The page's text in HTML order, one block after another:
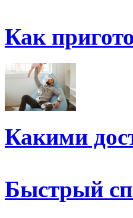
Как
Какими
Быстрый